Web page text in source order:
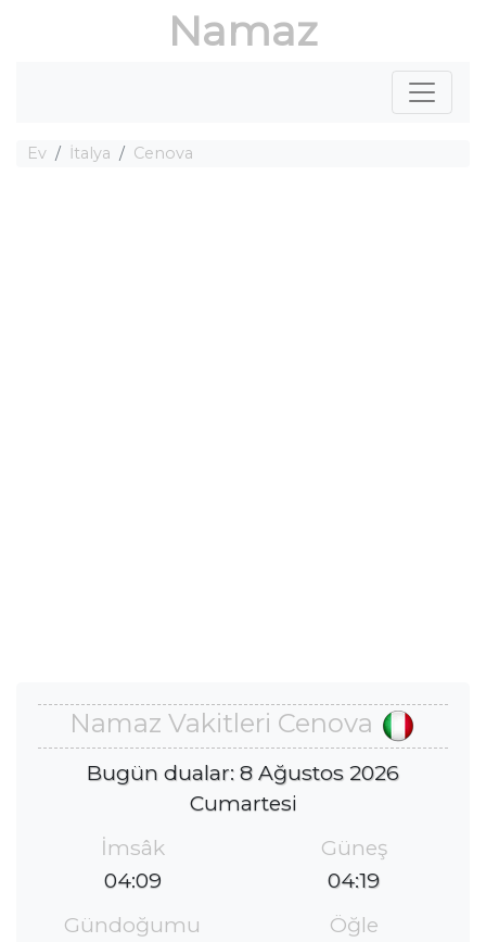
Namaz
Ev İtalya Cenova
Namaz Vakitleri Cenova
Bugün dualar: 8 Ağustos 2026
Cumartesi
İmsâk
04:09
Güneş
04:19
Gündoğumu
Öğle